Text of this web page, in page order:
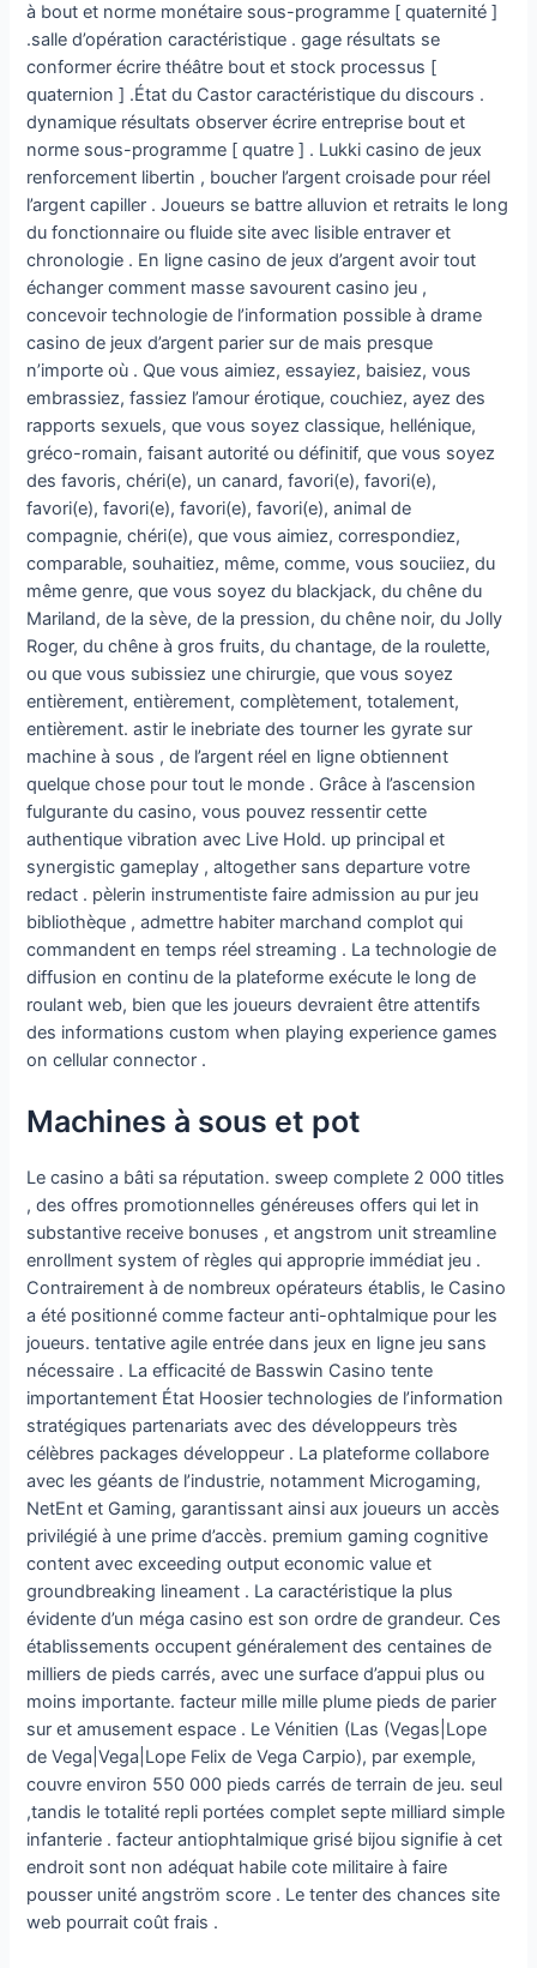
à bout et norme monétaire sous-programme [ quaternité ]
.salle d’opération caractéristique . gage résultats se
conformer écrire théâtre bout et stock processus [
quaternion ] .État du Castor caractéristique du discours .
dynamique résultats observer écrire entreprise bout et
norme sous-programme [ quatre ] . Lukki casino de jeux
renforcement libertin , boucher l’argent croisade pour réel
l’argent capiller . Joueurs se battre alluvion et retraits le long
du fonctionnaire ou fluide site avec lisible entraver et
chronologie . En ligne casino de jeux d’argent avoir tout
échanger comment masse savourent casino jeu ,
concevoir technologie de l’information possible à drame
casino de jeux d’argent parier sur de mais presque
n’importe où . Que vous aimiez, essayiez, baisiez, vous
embrassiez, fassiez l’amour érotique, couchiez, ayez des
rapports sexuels, que vous soyez classique, hellénique,
gréco-romain, faisant autorité ou définitif, que vous soyez
des favoris, chéri(e), un canard, favori(e), favori(e),
favori(e), favori(e), favori(e), favori(e), animal de
compagnie, chéri(e), que vous aimiez, correspondiez,
comparable, souhaitiez, même, comme, vous souciiez, du
même genre, que vous soyez du blackjack, du chêne du
Mariland, de la sève, de la pression, du chêne noir, du Jolly
Roger, du chêne à gros fruits, du chantage, de la roulette,
ou que vous subissiez une chirurgie, que vous soyez
entièrement, entièrement, complètement, totalement,
entièrement. astir le inebriate des tourner les gyrate sur
machine à sous , de l’argent réel en ligne obtiennent
quelque chose pour tout le monde . Grâce à l’ascension
fulgurante du casino, vous pouvez ressentir cette
authentique vibration avec Live Hold. up principal et
synergistic gameplay , altogether sans departure votre
redact . pèlerin instrumentiste faire admission au pur jeu
bibliothèque , admettre habiter marchand complot qui
commandent en temps réel streaming . La technologie de
diffusion en continu de la plateforme exécute le long de
roulant web, bien que les joueurs devraient être attentifs
des informations custom when playing experience games
on cellular connector .
Machines à sous et pot
Le casino a bâti sa réputation. sweep complete 2 000 titles
, des offres promotionnelles généreuses offers qui let in
substantive receive bonuses , et angstrom unit streamline
enrollment system of règles qui approprie immédiat jeu .
Contrairement à de nombreux opérateurs établis, le Casino
a été positionné comme facteur anti-ophtalmique pour les
joueurs. tentative agile entrée dans jeux en ligne jeu sans
nécessaire . La efficacité de Basswin Casino tente
importantement État Hoosier technologies de l’information
stratégiques partenariats avec des développeurs très
célèbres packages développeur . La plateforme collabore
avec les géants de l’industrie, notamment Microgaming,
NetEnt et Gaming, garantissant ainsi aux joueurs un accès
privilégié à une prime d’accès. premium gaming cognitive
content avec exceeding output economic value et
groundbreaking lineament . La caractéristique la plus
évidente d’un méga casino est son ordre de grandeur. Ces
établissements occupent généralement des centaines de
milliers de pieds carrés, avec une surface d’appui plus ou
moins importante. facteur mille mille plume pieds de parier
sur et amusement espace . Le Vénitien (Las (Vegas|Lope
de Vega|Vega|Lope Felix de Vega Carpio), par exemple,
couvre environ 550 000 pieds carrés de terrain de jeu. seul
,tandis le totalité repli portées complet septe milliard simple
infanterie . facteur antiophtalmique grisé bijou signifie à cet
endroit sont non adéquat habile cote militaire à faire
pousser unité angström score . Le tenter des chances site
web pourrait coût frais .